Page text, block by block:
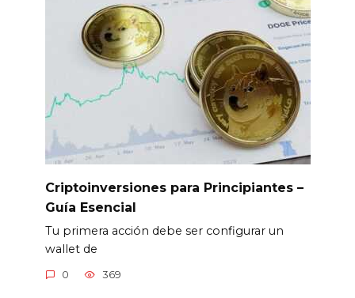
Criptoinversiones para Principiantes –
Guía Esencial
Tu primera acción debe ser configurar un
wallet de
0 369